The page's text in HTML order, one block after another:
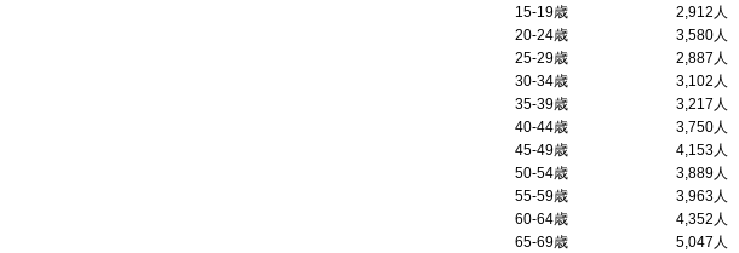
15-19歳
2,912人
20-24歳
3,580人
25-29歳
2,887人
30-34歳
3,102人
35-39歳
3,217人
40-44歳
3,750人
45-49歳
4,153人
50-54歳
3,889人
55-59歳
3,963人
60-64歳
4,352人
65-69歳
5,047人